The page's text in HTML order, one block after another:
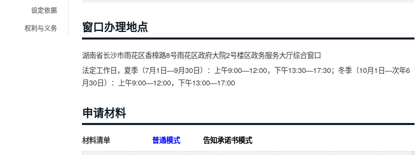
窗口办理地点
湖南省长沙市雨花区香樟路8号雨花区政府大院2号楼区政务服务大厅综合窗口
法定工作日，夏季（7月1日—9月30日）：上午9:00—12:00，下午13:30—17:30；冬季（10月1日—次年6
月30日）：上午9:00—12:00，下午13:00—17:00
申请材料
材料清单 普通模式 告知承诺书模式
设定依据
权利与义务